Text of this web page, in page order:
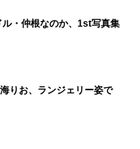
・仲根なのか、1st写真集
りお、ランジェリー姿で